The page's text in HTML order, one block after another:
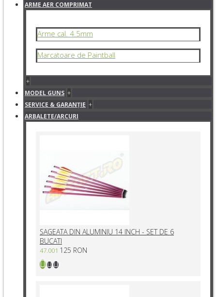
ARME AER COMPRIMAT
Arme cal. 4.5mm
Marcatoare de Paintball
+
MODEL GUNS +
SERVICE & GARANŢIE +
ARBALETE/ARCURI
SAGEATA DIN ALUMINIU 14 INCH - SET DE 6
BUCATI
47.001 125 RON